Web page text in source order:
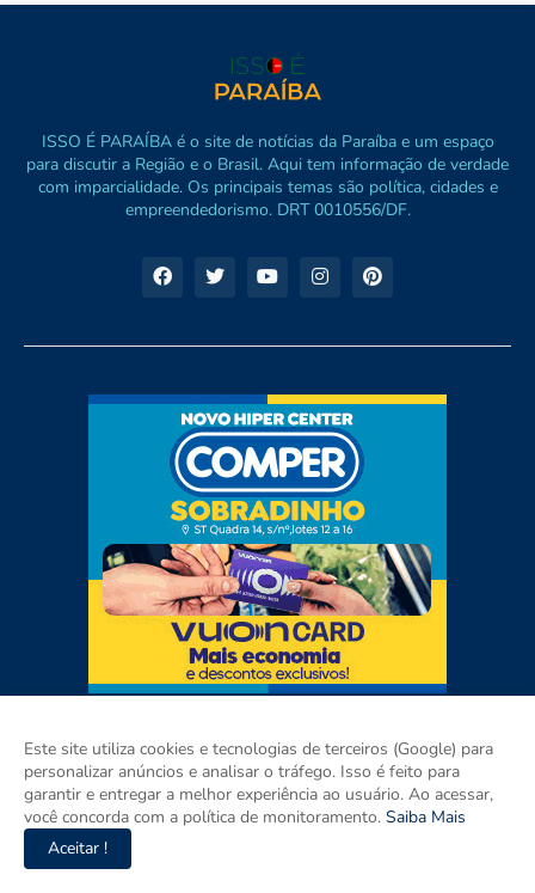
ISSO É PARAÍBA é o site de notícias da Paraíba e um espaço
para discutir a Região e o Brasil. Aqui tem informação de verdade
com imparcialidade. Os principais temas são política, cidades e
empreendedorismo. DRT 0010556/DF.
Este site utiliza cookies e tecnologias de terceiros (Google) para
personalizar anúncios e analisar o tráfego. Isso é feito para
garantir e entregar a melhor experiência ao usuário. Ao acessar,
você concorda com a política de monitoramento. Saiba Mais
Aceitar !